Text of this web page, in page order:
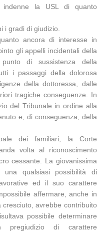
indenne la USL di quanto
i gradi di giudizio.
ancora di interesse in
gli appelli incidentali della
di sussistenza della
i passaggi della dolorosa
della dottoressa, dalle
tragiche conseguenze. In
del Tribunale in ordine alla
e, di conseguenza, della
dei familiari, la Corte
volta al riconoscimento
cessante. La giovanissima
una qualsiasi possibilità di
ed il suo carattere
affermare, anche in
avrebbe contribuito
possibile determinare
pregiudizio di carattere